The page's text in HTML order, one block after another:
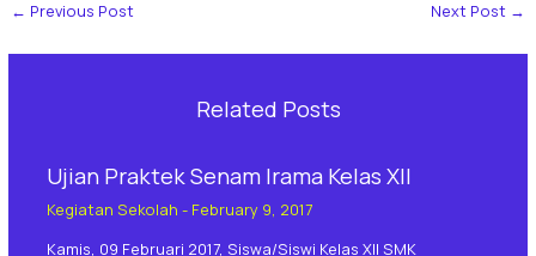
← Previous Post Next Post →
Related Posts
Ujian Praktek Senam Irama Kelas XII
Kegiatan Sekolah - February 9, 2017
Kamis, 09 Februari 2017, Siswa/siswi Kelas XII SMK